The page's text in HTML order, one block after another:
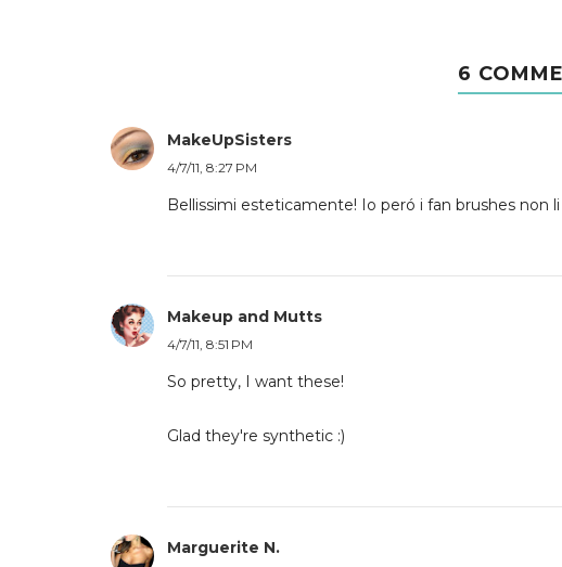
6
MakeUpSisters
4/7/11, 8:27 PM
Bellissimi esteticamente! Io peró i fan brushes non li
Makeup and Mutts
4/7/11, 8:51 PM
So pretty, I want these!
Glad they're synthetic :)
Marguerite N.